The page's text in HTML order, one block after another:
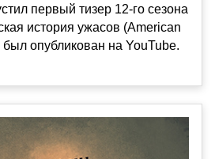
первый тизер 12-го сезона
история ужасов (American
опубликован на YouTube.